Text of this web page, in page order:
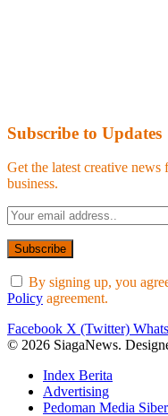
Subscribe to Updates
Get the latest creative
business.
By signing up, you
Policy agreement.
Facebook X (Twitter)
© 2026 SiagaNews.
Index Berita
Advertising
Pedoman Media Siber